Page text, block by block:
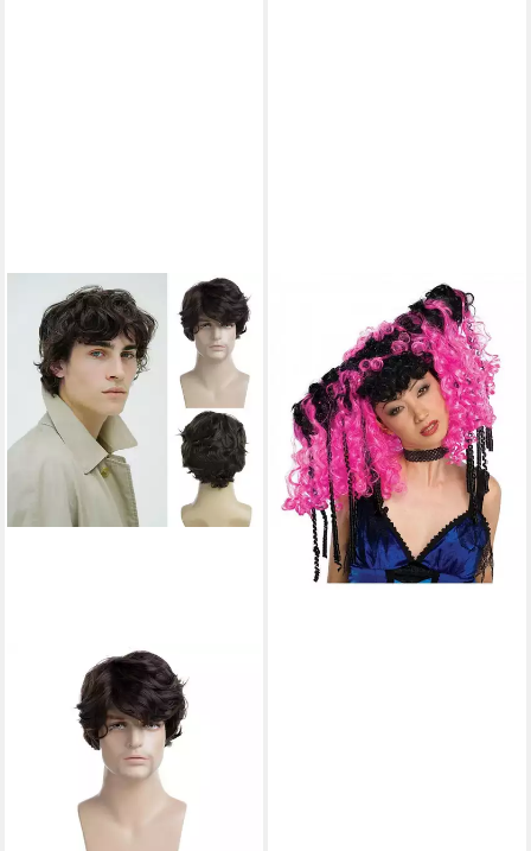
Kostüm-Perücke Cosplay
Perücke schwarz/pink
14,95 € UVP 19,95 €
-25%
lieferbar - in 3-4 Werktagen bei dir